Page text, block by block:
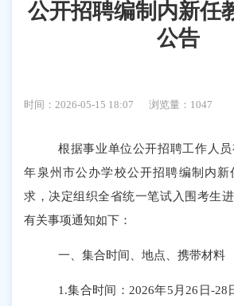
公开招聘编制内新任
公告
时间：2026-05-15 18:07 浏览量： 1047
根据事业单位公开招聘工作人
年泉州市公办学校公开招聘编制内
求，决定组织全省统一笔试 入围考生
有关事项通知如下：
一、集合时间、地点、携带材料
1.集合时间： 2026年5 月 26 日-28